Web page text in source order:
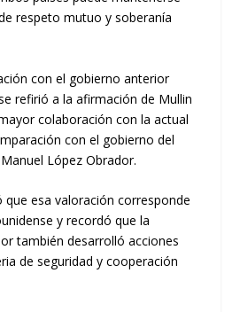
respeto mutuo y soberanía
con el gobierno anterior
refirió a la afirmación de Mullin
colaboración con la actual
con el gobierno del
López Obrador.
que esa valoración corresponde
y recordó que la
también desarrolló acciones
de seguridad y cooperación